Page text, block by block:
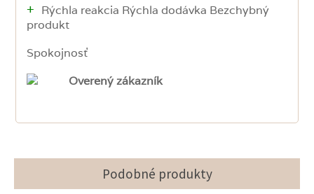
+ Rýchla reakcia Rýchla dodávka Bezchybný
produkt
Spokojnosť
Overený zákazník
Podobné produkty